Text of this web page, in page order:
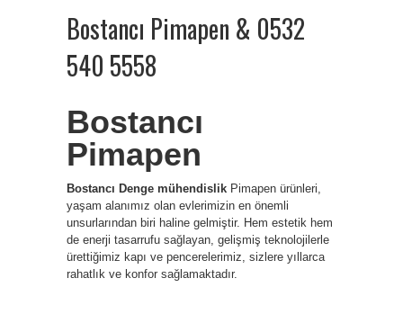
Bostancı Pimapen & 0532
540 5558
Bostancı
Pimapen
Bostancı Denge mühendislik Pimapen ürünleri,
yaşam alanımız olan evlerimizin en önemli
unsurlarından biri haline gelmiştir. Hem estetik hem
de enerji tasarrufu sağlayan, gelişmiş teknolojilerle
ürettiğimiz kapı ve pencerelerimiz, sizlere yıllarca
rahatlık ve konfor sağlamaktadır.